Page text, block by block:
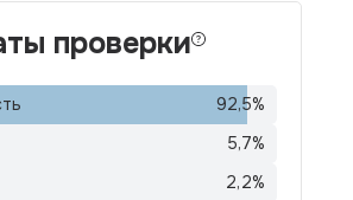
проверки
92,5%
5,7%
2,2%